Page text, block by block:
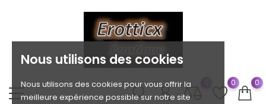
Nous utilisons des cookies
Nous utilisons des cookies pour vous offrir la
meilleure expérience possible sur notre site
0 0